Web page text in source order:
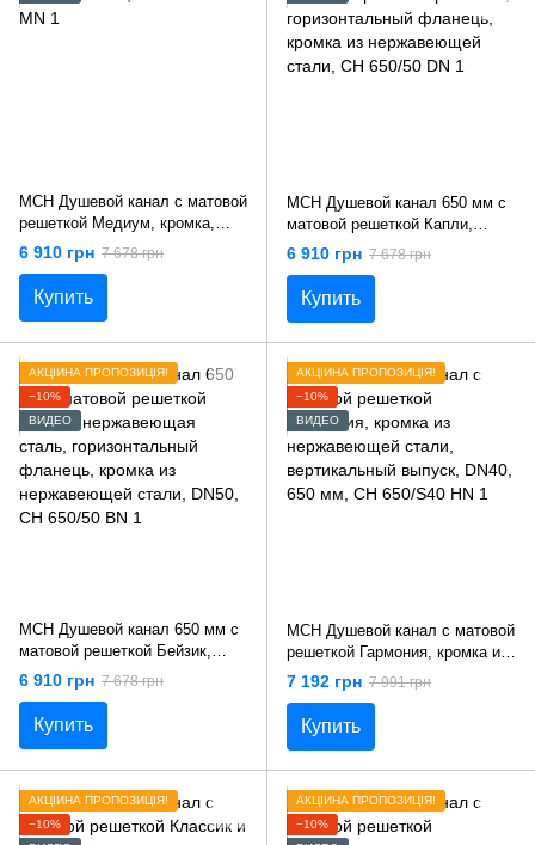
MCH Душевой канал с матовой
решеткой Медиум, кромка,
DN50, CH 650/50 МN 1
6 910 грн 7 678 грн
Купить
MCH Душевой канал 650 мм с
матовой решеткой Капли,
нержавеющая сталь,
горизонтальный фланець,
кромка из нержавеющей стали,
CH 650/50 DN 1
6 910 грн 7 678 грн
Купить
АКЦІЙНА ПРОПОЗИЦІЯ!
−10%
ВИДЕО
MCH Душевой канал 650 мм с
матовой решеткой Бейзик,
нержавеющая сталь,
горизонтальный фланець,
кромка из нержавеющей
стали, DN50, CH 650/50 BN 1
6 910 грн 7 678 грн
Купить
АКЦІЙНА ПРОПОЗИЦІЯ!
−10%
ВИДЕО
MCH Душевой канал с матовой
решеткой Гармония, кромка из
нержавеющей стали,
вертикальный выпуск, DN40,
650 мм, CH 650/S40 НN 1
7 192 грн 7 991 грн
Купить
АКЦІЙНА ПРОПОЗИЦІЯ!
−10%
АКЦІЙНА ПРОПОЗИЦІЯ!
−10%